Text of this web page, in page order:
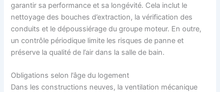
garantir sa performance et sa longévité. Cela inclut le
nettoyage des bouches d’extraction, la vérification des
conduits et le dépoussiérage du groupe moteur. En outre,
un contrôle périodique limite les risques de panne et
préserve la qualité de l’air dans la salle de bain.
Obligations selon l’âge du logement
Dans les constructions neuves, la ventilation mécanique